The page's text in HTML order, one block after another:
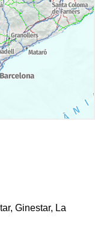
Ginestar, La